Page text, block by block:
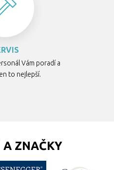
Vám poradí a
to nejlepší.
A ZNAČKY